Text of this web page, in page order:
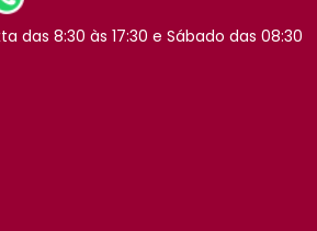
das 8:30 às 17:30 e Sábado das 08:30